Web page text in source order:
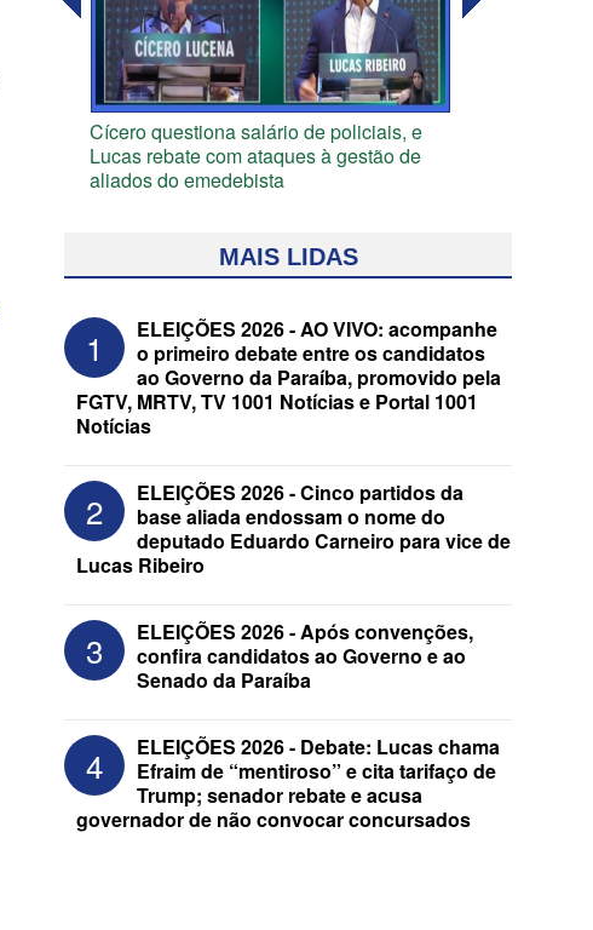
Cícero questiona salário de policiais, e
Lucas rebate com ataques à gestão de
aliados do emedebista
ELEIÇÕES 2026 - Candidato a
reeleição, Veneziano escolhe segundo
suplente para o Senado; saiba que é
MAIS LIDAS
1
ELEIÇÕES 2026 - AO VIVO: acompanhe
o primeiro debate entre os candidatos
ao Governo da Paraíba, promovido pela
FGTV, MRTV, TV 1001 Notícias e Portal 1001
Notícias
2
ELEIÇÕES 2026 - Cinco partidos da
base aliada endossam o nome do
deputado Eduardo Carneiro para vice de
Lucas Ribeiro
3
ELEIÇÕES 2026 - Após convenções,
confira candidatos ao Governo e ao
Senado da Paraíba
4
ELEIÇÕES 2026 - Debate: Lucas chama
Efraim de “mentiroso” e cita tarifaço de
Trump; senador rebate e acusa
governador de não convocar concursados